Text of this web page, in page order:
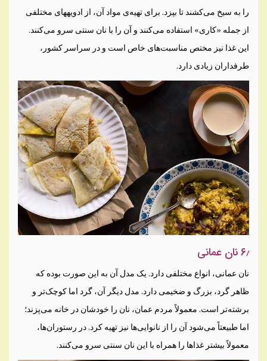
را به سیخ می‌کشند تا بپزد. برای تهیه‌ی مواد آن، از ادویه‎های مختلفی
از جمله «کاری» استفاده می‌کنند و آن را با نان سنتی سرو می‌کنند.
این غذا نیز مختص مناسبت‌های خاص است و در سراسر کشور،
طرفداران زیادی دارد.
۶٫ نان عمانی
نان عمانی، انواع مختلفی دارد. یک مدل آن به این صورت بوده که
ظاهر گرد، بزرگ و ضخیمی دارد. مدل دیگر آن، گرد اما کوچک‌تر و
برشته‌تر است. معمولاً مردم عمان، نان را خودشان در خانه می‌پزند؛
اما طبیعتاً می‌شود آن را از نانوایی‌ها نیز تهیه کرد. در رستوران‌ها،
معمولاً بیشتر غذاها را همراه با این نان سنتی سرو می‌کنند.